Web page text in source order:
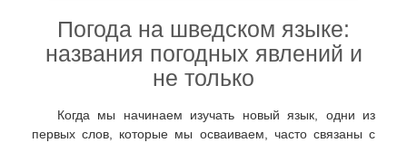
Погода на шведском языке:
названия погодных явлений и
не только
Когда мы начинаем изучать новый язык, одни из
первых слов, которые мы осваиваем, часто связаны с